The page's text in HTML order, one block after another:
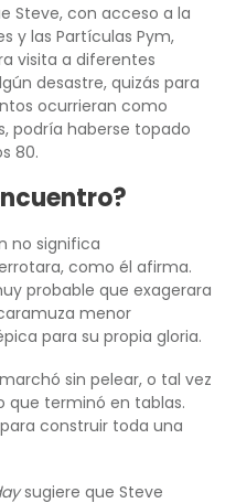
Steve, con acceso a la
y las Partículas Pym,
visita a diferentes
desastre, quizás para
ocurrieran como
podría haberse topado
80.
no significa
como él afirma.
probable que exagerara
menor
para su propia gloria.
sin pelear, o tal vez
terminó en tablas.
construir toda una
sugiere que Steve